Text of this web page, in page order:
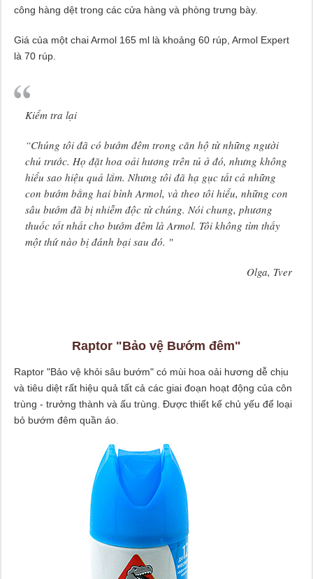
công hàng dệt trong các cửa hàng và phòng trưng bày.
Giá của một chai Armol 165 ml là khoảng 60 rúp, Armol Expert
là 70 rúp.
Kiểm tra lại
“Chúng tôi đã có bướm đêm trong căn hộ từ những người
chủ trước. Họ đặt hoa oải hương trên tủ ở đó, nhưng không
hiểu sao hiệu quả lắm. Nhưng tôi đã hạ gục tất cả những
con bướm bằng hai bình Armol, và theo tôi hiểu, những con
sâu bướm đã bị nhiễm độc từ chúng. Nói chung, phương
thuốc tốt nhất cho bướm đêm là Armol. Tôi không tìm thấy
một thứ nào bị đánh bại sau đó. "
Olga, Tver
Raptor "Bảo vệ Bướm đêm"
Raptor "Bảo vệ khỏi sâu bướm" có mùi hoa oải hương dễ chịu
và tiêu diệt rất hiệu quả tất cả các giai đoạn hoạt động của côn
trùng - trưởng thành và ấu trùng. Được thiết kế chủ yếu để loại
bỏ bướm đêm quần áo.